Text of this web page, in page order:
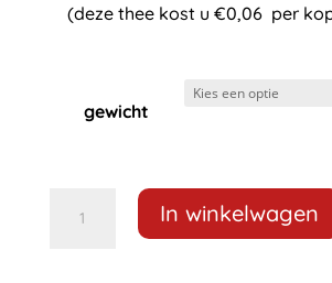
(deze thee kost u €0,06 per
gewicht
Earl
In winkelwagen